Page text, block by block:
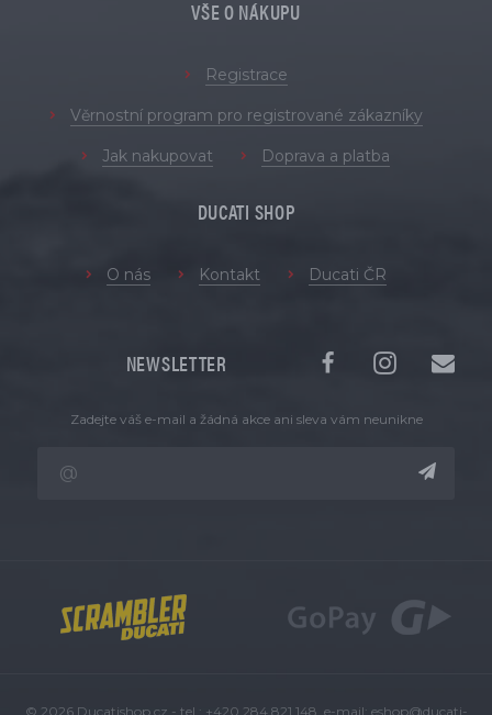
VŠE O NÁKUPU
Registrace
Věrnostní program pro registrované zákazníky
Jak nakupovat Doprava a platba
DUCATI SHOP
O nás Kontakt Ducati ČR
NEWSLETTER
Zadejte váš e-mail a žádná akce ani sleva vám neunikne
© 2026 Ducatishop.cz - tel.: +420 284 821 148, e-mail: eshop@ducati-